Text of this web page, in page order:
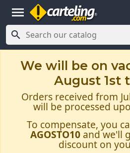
menu

We will be on
August 1st
Orders received from
will be processed
To compensate, you
AGOSTO10and we'll
discount on